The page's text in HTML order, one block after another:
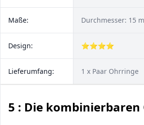
Maße: Durchmesser: 15
Design: ⭐⭐⭐⭐
Lieferumfang: 1 x Paar Ohrringe
5 : Die